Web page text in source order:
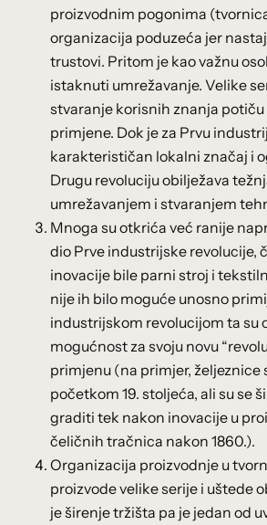
proizvodnim pogonima
organizacija poduzeća jer
trustovi. Pritom je kao važnu
istaknuti umrežavanje. Velike
stvaranje korisnih znanja
primjene. Dok je za Prvu
karakterističan lokalni značaj i
Drugu revoluciju obilježava
umrežavanjem i stvaranjem
Mnoga su otkrića već ranije
dio Prve industrijske revolucije,
inovacije bile parni stroj i
nije ih bilo moguće unosno
industrijskom revolucijom ta su
mogućnost za svoju novu
primjenu (na primjer, željeznice
početkom 19. stoljeća, ali su se
graditi tek nakon inovacije u
čeličnih tračnica nakon 1860.).
Organizacija proizvodnje u
proizvode velike serije i uštede
je širenje tržišta pa je jedan od